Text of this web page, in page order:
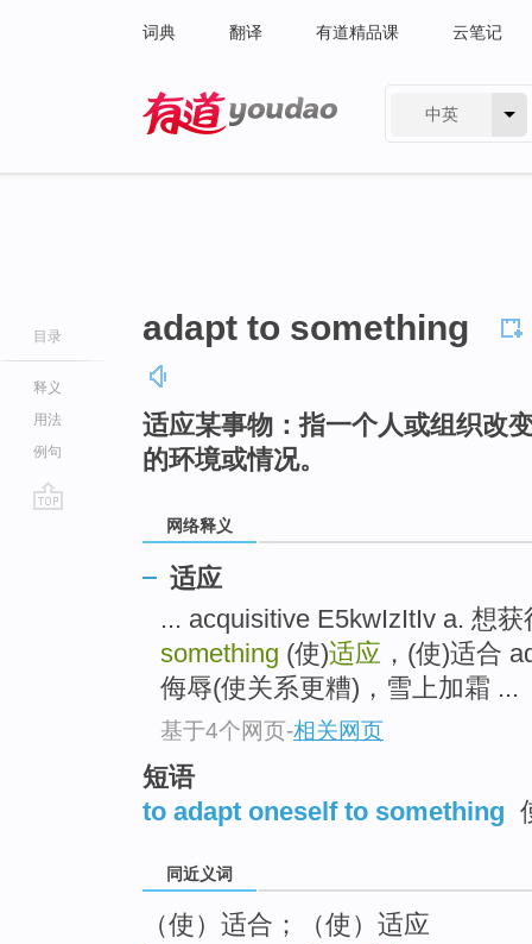
词典 翻译 有道精品课 云笔记
中英
目录
释义
用法
例句
adapt to something
适应某事物：指一个人或组织改
的环境或情况。
网络释义
适应
... acquisitive E5kwIzItIv a. 想
something (使)适应 ，(使)适合
侮辱(使关系更糟)，雪上加霜 ...
基于4个网页-相关网页
短语
to adapt oneself to something
同近义词
（使）适合；（使）适应